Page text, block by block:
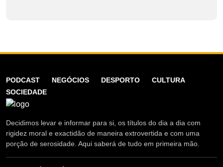
PODCAST NEGÓCIOS DESPORTO
CULTURA
SOCIEDADE
Decidimos levar e informar para si, os títulos do dia a dia com
rigidez moral e exactidão de maneira extrovertida e com uma
porção de serosidade. Aqui saberá de tudo em primeira mão.